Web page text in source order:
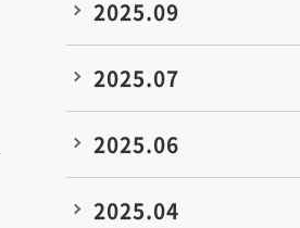
2025.09
2025.07
2025.06
2025.04